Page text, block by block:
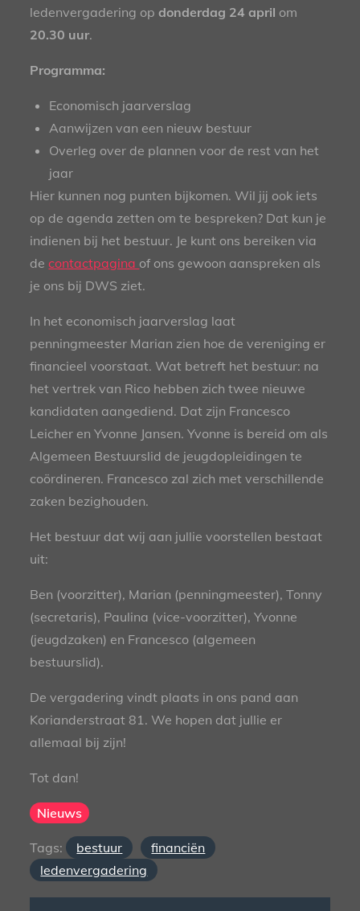
ledenvergadering opdonderdag 24 april om
20.30 uur.
Programma:
Economisch jaarverslag
Aanwijzen van een nieuw bestuur
Overleg over de plannen voor de rest van het
jaar
Hier kunnen nog punten bijkomen. Wil jij ook iets
op de agenda zetten om te bespreken? Dat kun je
indienen bij het bestuur. Je kunt ons bereiken via
decontactpagina of ons gewoon aanspreken als
je ons bij DWS ziet.
In het economisch jaarverslag laat
penningmeester Marian zien hoe de vereniging er
financieel voorstaat. Wat betreft het bestuur: na
het vertrek van Rico hebben zich twee nieuwe
kandidaten aangediend. Dat zijn Francesco
Leicher en Yvonne Jansen. Yvonne is bereid om als
Algemeen Bestuurslid de jeugdopleidingen te
coördineren. Francesco zal zich met verschillende
zaken bezighouden.
Het bestuur dat wij aan jullie voorstellen bestaat
uit:
Ben (voorzitter), Marian (penningmeester), Tonny
(secretaris), Paulina (vice-voorzitter), Yvonne
(jeugdzaken) en Francesco (algemeen
bestuurslid).
De vergadering vindt plaats in ons pand aan
Korianderstraat 81. We hopen dat jullie er
allemaal bij zijn!
Tot dan!
Nieuws
Tags: bestuur
financiën
ledenvergadering